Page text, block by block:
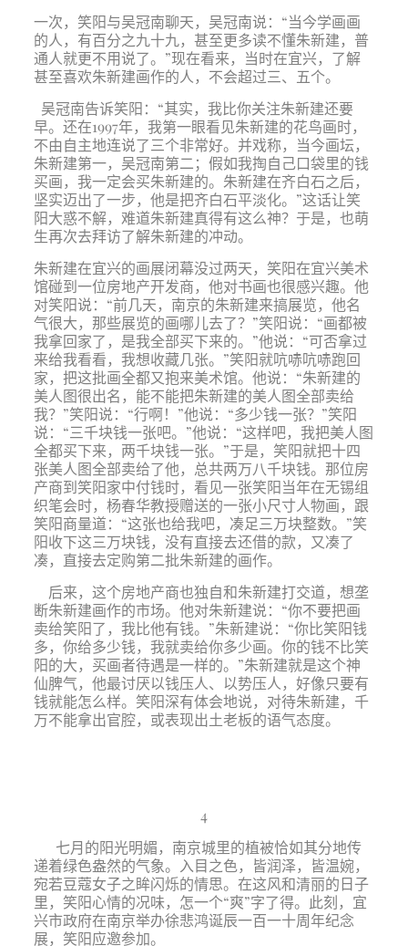
一次，笑阳与吴冠南聊天，吴冠南说：“当今学画画
的人，有百分之九十九，甚至更多读不懂朱新建，普
通人就更不用说了。”现在看来，当时在宜兴，了解
甚至喜欢朱新建画作的人，不会超过三、五个。
吴冠南告诉笑阳：“其实，我比你关注朱新建还要
早。还在1997年，我第一眼看见朱新建的花鸟画时，
不由自主地连说了三个非常好。并戏称，当今画坛，
朱新建第一，吴冠南第二；假如我掏自己口袋里的钱
买画，我一定会买朱新建的。朱新建在齐白石之后，
坚实迈出了一步，他是把齐白石平淡化。”这话让笑
阳大惑不解，难道朱新建真得有这么神？于是，也萌
生再次去拜访了解朱新建的冲动。
朱新建在宜兴的画展闭幕没过两天，笑阳在宜兴美术
馆碰到一位房地产开发商，他对书画也很感兴趣。他
对笑阳说：“前几天，南京的朱新建来搞展览，他名
气很大，那些展览的画哪儿去了？”笑阳说：“画都被
我拿回家了，是我全部买下来的。”他说：“可否拿过
来给我看看，我想收藏几张。”笑阳就吭哧吭哧跑回
家，把这批画全都又抱来美术馆。他说：“朱新建的
美人图很出名，能不能把朱新建的美人图全部卖给
我？”笑阳说：“行啊！”他说：“多少钱一张？”笑阳
说：“三千块钱一张吧。”他说：“这样吧，我把美人图
全都买下来，两千块钱一张。”于是，笑阳就把十四
张美人图全部卖给了他，总共两万八千块钱。那位房
产商到笑阳家中付钱时，看见一张笑阳当年在无锡组
织笔会时，杨春华教授赠送的一张小尺寸人物画，跟
笑阳商量道：“这张也给我吧，凑足三万块整数。”笑
阳收下这三万块钱，没有直接去还借的款，又凑了
凑，直接去定购第二批朱新建的画作。
后来，这个房地产商也独自和朱新建打交道，想垄
断朱新建画作的市场。他对朱新建说：“你不要把画
卖给笑阳了，我比他有钱。”朱新建说：“你比笑阳钱
多，你给多少钱，我就卖给你多少画。你的钱不比笑
阳的大，买画者待遇是一样的。”朱新建就是这个神
仙脾气，他最讨厌以钱压人、以势压人，好像只要有
钱就能怎么样。笑阳深有体会地说，对待朱新建，千
万不能拿出官腔，或表现出土老板的语气态度。
4
七月的阳光明媚，南京城里的植被恰如其分地传
递着绿色盎然的气象。入目之色，皆润泽，皆温婉，
宛若豆蔻女子之眸闪烁的情思。在这风和清丽的日子
里，笑阳心情的况味，怎一个“爽”字了得。此刻，宜
兴市政府在南京举办徐悲鸿诞辰一百一十周年纪念
展，笑阳应邀参加。